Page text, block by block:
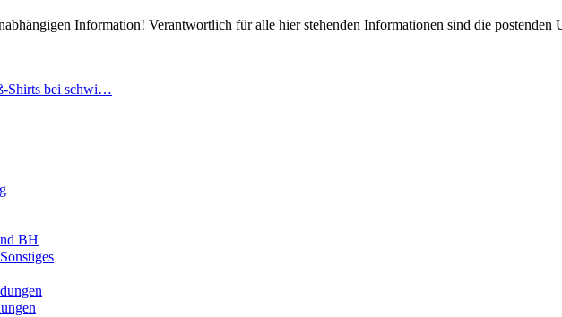
Information! Verantwortlich für alle hier stehenden Informationen sind die postenden
Shirts bei schwi…
BH